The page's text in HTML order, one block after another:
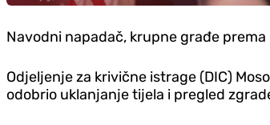
Navodni napadač, krupne građe
Odjeljenje za krivične istrage (DIC)
odobrio uklanjanje tijela i pregled